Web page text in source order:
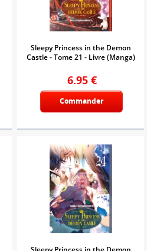
Sleepy Princess in the Demon
Castle - Tome 21 - Livre (Manga)
6.95 €
Commander